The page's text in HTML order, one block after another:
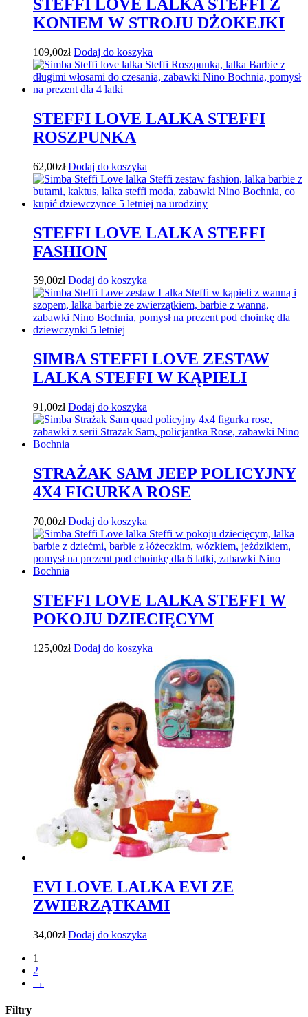
STEFFI LOVE LALKA STEFFI Z
KONIEM W STROJU DŻOKEJKI
109,00zł Dodaj do koszyka
STEFFI LOVE LALKA STEFFI
ROSZPUNKA
62,00zł Dodaj do koszyka
STEFFI LOVE LALKA STEFFI
FASHION
59,00zł Dodaj do koszyka
SIMBA STEFFI LOVE ZESTAW
LALKA STEFFI W KĄPIELI
91,00zł Dodaj do koszyka
STRAŻAK SAM JEEP POLICYJNY
4X4 FIGURKA ROSE
70,00zł Dodaj do koszyka
STEFFI LOVE LALKA STEFFI W
POKOJU DZIECIĘCYM
125,00zł Dodaj do koszyka
EVI LOVE LALKA EVI ZE
ZWIERZĄTKAMI
34,00zł Dodaj do koszyka
1
2
→
Filtry